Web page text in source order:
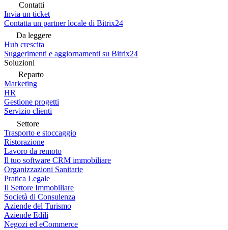
Contatti
Invia un ticket
Contatta un partner locale di Bitrix24
Da leggere
Hub crescita
Suggerimenti e aggiornamenti su Bitrix24
Soluzioni
Reparto
Marketing
HR
Gestione progetti
Servizio clienti
Settore
Trasporto e stoccaggio
Ristorazione
Lavoro da remoto
Il tuo software CRM immobiliare
Organizzazioni Sanitarie
Pratica Legale
Il Settore Immobiliare
Società di Consulenza
Aziende del Turismo
Aziende Edili
Negozi ed eCommerce